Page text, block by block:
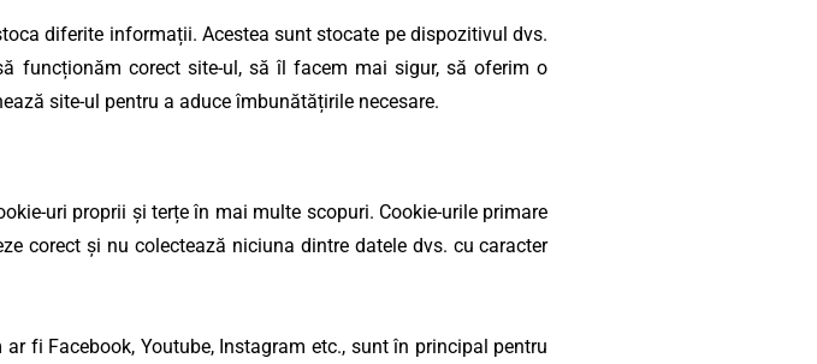
diferite informații. Acestea sunt stocate pe dispozitivul dvs.
funcționăm corect site-ul, să îl facem mai sigur, să oferim o
site-ul pentru a aduce îmbunătățirile necesare.
uri proprii și terțe în mai multe scopuri. Cookie-urile primare
corect și nu colectează niciuna dintre datele dvs. cu caracter
fi Facebook, Youtube, Instagram etc., sunt în principal pentru